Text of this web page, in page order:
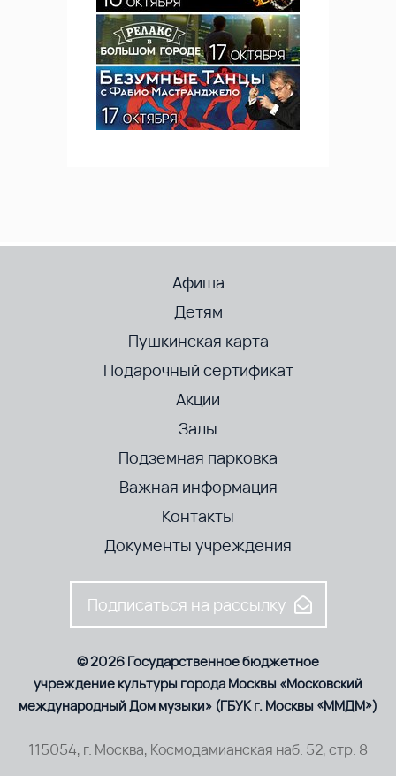
Афиша
Детям
Пушкинская карта
Подарочный сертификат
Акции
Залы
Подземная парковка
Важная информация
Контакты
Документы учреждения
Подписаться на рассылку
© 2026 Государственное бюджетное
учреждение культуры города Москвы «Московский
международный Дом музыки» (ГБУК г. Москвы «ММДМ»)
115054, г. Москва, Космодамианская наб. 52, стр. 8